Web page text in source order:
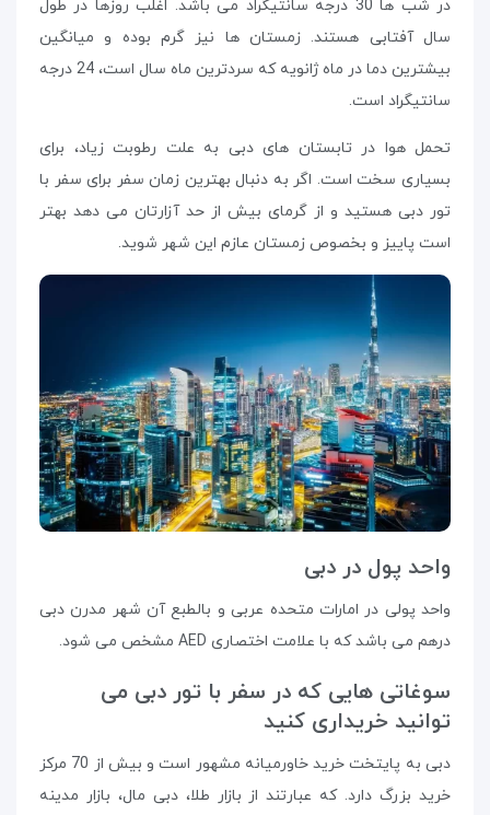
در شب ها 30 درجه سانتیگراد می باشد. اغلب روزها در طول
سال آفتابی هستند. زمستان ها نیز گرم بوده و میانگین
بیشترین دما در ماه ژانویه که سردترین ماه سال است، 24 درجه
سانتیگراد است.
تحمل هوا در تابستان های دبی به علت رطوبت زیاد، برای
بسیاری سخت است. اگر به دنبال بهترین زمان سفر برای سفر با
تور دبی هستید و از گرمای بیش از حد آزارتان می دهد بهتر
است پاییز و بخصوص زمستان عازم این شهر شوید.
واحد پول در دبی
واحد پولی در امارات متحده عربی و بالطبع آن شهر مدرن دبی
درهم می باشد که با علامت اختصاری AED مشخص می شود.
سوغاتی هایی که در سفر با تور دبی می
توانید خریداری کنید
دبی به پایتخت خرید خاورمیانه مشهور است و بیش از 70 مرکز
خرید بزرگ دارد. که عبارتند از بازار طلا، دبی مال، بازار مدینه